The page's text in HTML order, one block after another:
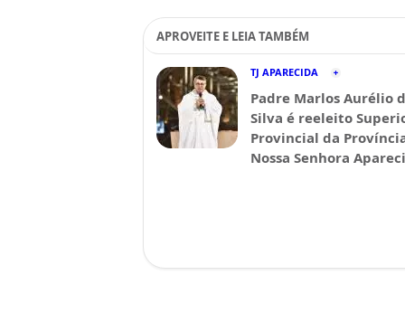
APROVEITE E LEIA TAMBÉM
TJ APARECIDA
Padre Marlos Aurélio
Silva é reeleito
Provincial da
Nossa Senhora